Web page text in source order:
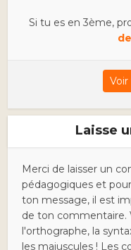
Si tu es en 3ème,
Laisse
Merci de laisser un
pédagogiques et
ton message, il est
de ton
l'orthographe, la
les majuscules ! Les